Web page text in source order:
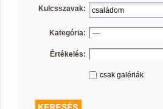
Kulcsszavak:
Kategória:
Értékelés:
csak galériák